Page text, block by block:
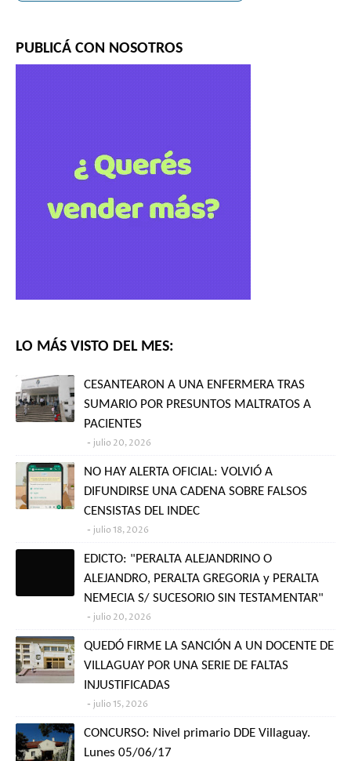
PUBLICÁ CON NOSOTROS
LO MÁS VISTO DEL MES:
CESANTEARON A UNA ENFERMERA TRAS
SUMARIO POR PRESUNTOS MALTRATOS A
PACIENTES
julio 20, 2026
NO HAY ALERTA OFICIAL: VOLVIÓ A
DIFUNDIRSE UNA CADENA SOBRE FALSOS
CENSISTAS DEL INDEC
julio 18, 2026
EDICTO: "PERALTA ALEJANDRINO O
ALEJANDRO, PERALTA GREGORIA y PERALTA
NEMECIA S/ SUCESORIO SIN TESTAMENTAR"
julio 20, 2026
QUEDÓ FIRME LA SANCIÓN A UN DOCENTE DE
VILLAGUAY POR UNA SERIE DE FALTAS
INJUSTIFICADAS
julio 15, 2026
CONCURSO: Nivel primario DDE Villaguay.
Lunes 05/06/17